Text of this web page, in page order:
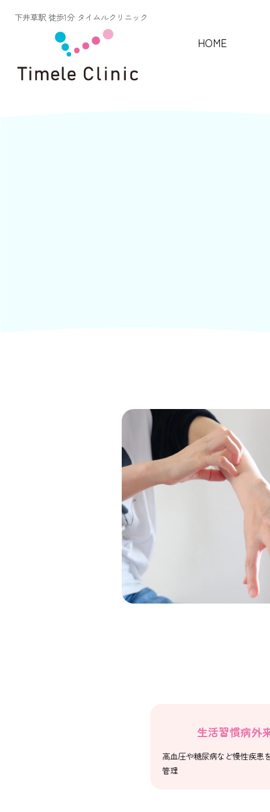
下井草駅 徒歩1分 タイムルクリニック
HOME
生活習慣病外
高血圧や糖尿病など慢性疾患
管理